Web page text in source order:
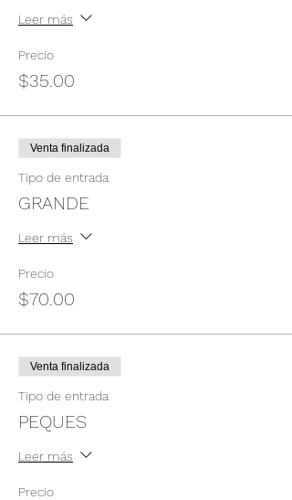
Leer más
Precio
$35.00
Venta finalizada
Tipo de entrada
GRANDE
Leer más
Precio
$70.00
Venta finalizada
Tipo de entrada
PEQUES
Leer más
Precio